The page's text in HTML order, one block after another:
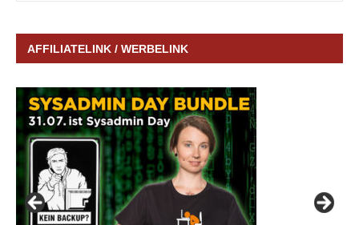
AFFILIATELINK / WERBELINK